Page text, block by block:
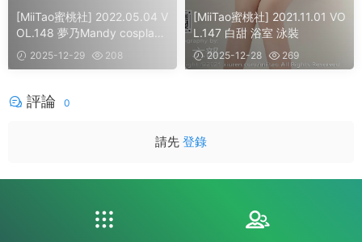
[MiiTao蜜桃社] 2022.05.04 V
OL.148 夢乃Mandy cosplay
美臀2025-12-29 208
[MiiTao蜜桃社] 2021.11.01 VO
L.147 白甜 浴室 泳裝
2025-12-28 269
評論 0
請先 登錄